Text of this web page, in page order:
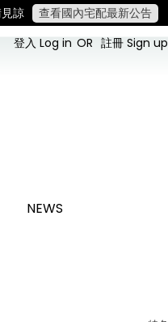
諒 查看國內宅配最新公告
登入 Log in OR 註冊 Sign up
NEWS